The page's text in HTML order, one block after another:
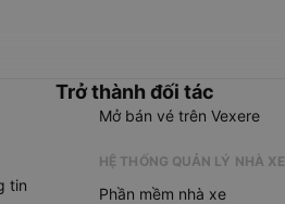
tin
Trở thành đối tác
Mở bán vé trên Vexere
HỆ THỐNG QUẢN LÝ NHÀ XE
Phần mềm nhà xe